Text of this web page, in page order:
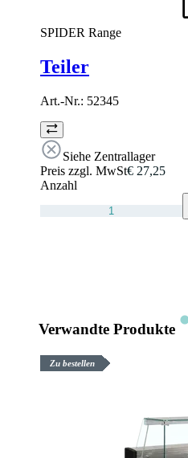
SPIDER Range
Teiler
Art.-Nr.: 52345
Siehe Zentrallager
Preis zzgl. MwSt€ 27,25
Anzahl
Verwandte Produkte
Zu bestellen